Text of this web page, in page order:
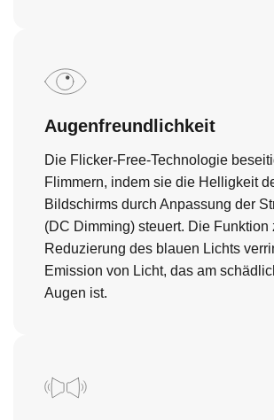
Augenfreundlichkeit
Die Flicker-Free-Technologie
Flimmern, indem sie die Helligkeit
Bildschirms durch Anpassung der
(DC Dimming) steuert. Die Funktion
Reduzierung des blauen Lichts
Emission von Licht, das am
Augen ist.